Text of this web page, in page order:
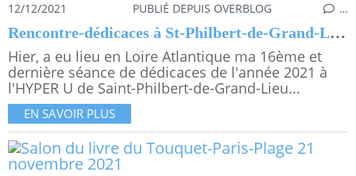
12/12/2021 PUBLIÉ DEPUIS OVERBLOG …
Rencontre-dédicaces à St-Philbert-de-Grand-Lieu 11 déc 2021
Hier, a eu lieu en Loire Atlantique ma 16ème et
dernière séance de dédicaces de l'année 2021 à
l'HYPER U de Saint-Philbert-de-Grand-Lieu...
EN SAVOIR PLUS